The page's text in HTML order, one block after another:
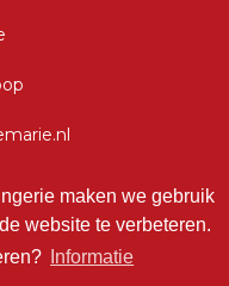
maken we gebruik
website te verbeteren.
Informatie